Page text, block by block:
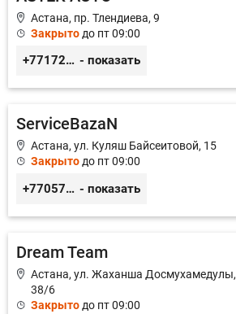
Астана, пр. Тлендиева, 9
Закрыто до пт 09:00
+77172944444 - показать
ServiceBazaN
Астана, ул. Куляш Байсеитовой, 15
Закрытодо пт 09:00
+77057425938 - показать
Dream Team
Астана, ул. Жаханша Досмухамедулы,
38/6
Закрыто до пт 09:00